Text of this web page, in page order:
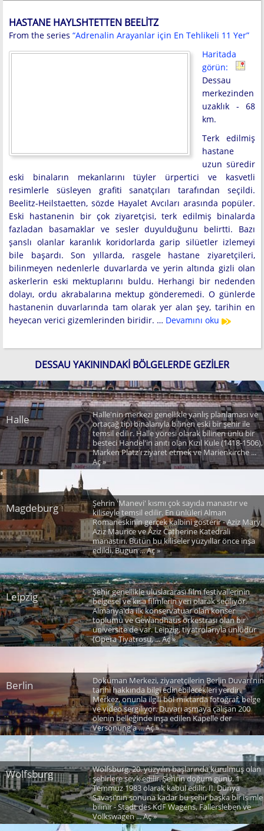
HASTANE HAYLSHTETTEN BEELITZ
From the series “Adrenalin Arayanlar için En Tehlikeli 11 Yer”
Haritada
görün:
Dessau
merkezinden
uzaklık - 68
km.
Terk edilmiş
hastane
uzun süredir
eski binaların mekanlarını tüyler ürpertici ve kasvetli
resimlerle süsleyen grafiti sanatçıları tarafından seçildi.
Beelitz-Heilstaetten, sözde Hayalet Avcıları arasında popüler.
Eski hastanenin bir çok ziyaretçisi, terk edilmiş binalarda
fazladan basamaklar ve sesler duyulduğunu belirtti. Bazı
şanslı olanlar karanlık koridorlarda garip silüetler izlemeyi
bile başardı. Son yıllarda, rasgele hastane ziyaretçileri,
bilinmeyen nedenlerle duvarlarda ve yerin altında gizli olan
askerlerin eski mektuplarını buldu. Herhangi bir nedenden
dolayı, ordu akrabalarına mektup gönderemedi. O günlerde
hastanenin duvarlarında tam olarak yer alan şey, tarihin en
heyecan verici gizemlerinden biridir. … Devamını oku
DESSAU YAKININDAKI BÖLGELERDE GEZILER
Halle
Halle'nin merkezi genellikle yanlış planlaması ve
ortaçağ tipi binalarıyla bilinen eski bir şehir ile
temsil edilir. Halle yöresi olarak bilinen ünlü bir
besteci Handel'in anıtı olan Kızıl Kule (1418-1506),
Marken Platz'ı ziyaret etmek ve Marienkirche ...
Aç »
Magdeburg
Şehrin 'Manevi' kısmı çok sayıda manastır ve
kiliseyle temsil edilir. En ünlüleri Alman
Romaneskinin gerçek kalbini gösterir - Aziz Mary,
Aziz Maurice ve Aziz Catherine Katedrali
manastırı. Bütün bu kiliseler yüzyıllar önce inşa
edildi. Bugün ... Aç »
Leipzig
Şehir genellikle uluslararası film festivallerinin
belgesel ve kısa filmlerin yeri olarak seçiliyor.
Almanya'da ilk konservatuar olan konser
toplumu ve Gewandhaus orkestrası olan bir
üniversite de var. Leipzig, tiyatrolarıyla ünlüdür
(Opera Tiyatrosu, ... Aç »
Berlin
Doküman Merkezi, ziyaretçilerin Berlin Duvarı'nın
tarihi hakkında bilgi edinebilecekleri yerdir.
Merkez, onunla ilgili bol miktarda fotoğraf, belge
ve video sergiliyor. Duvarı aşmaya çalışan 200
ölenin belleğinde inşa edilen Kapelle der
Versönung'a ... Aç »
Wolfsburg
Wolfsburg, 20. yüzyılın başlarında kurulmuş olan
şehirlere sevk edilir. Şehrin doğum günü, 1
Temmuz 1983 olarak kabul edilir. II. Dünya
Savaşı'nın sonuna kadar bu şehir başka bir isimle
bilinir - Stadt des KdF Wagens, Fallersleben ve
Volkswagen ... Aç »